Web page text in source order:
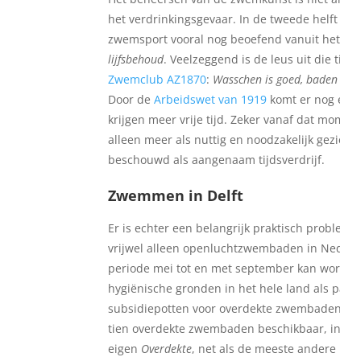
het verdrinkingsgevaar. In de tweede
zwemsport vooral nog beoefend vanuit
lijfsbehoud. Veelzeggend is de leus uit die
Zwemclub AZ1870: Wasschen is goed,
Door deArbeidswet van 1919 komt er nog
krijgen meer vrije tijd. Zeker vanaf dat
alleen meer als nuttig en noodzakelijk
beschouwd als aangenaam tijdsverdrijf.
Zwemmen in Delft
Er is echter een belangrijk praktisch
vrijwel alleen openluchtzwembaden in
periode mei tot en met september kan
hygiënische gronden in het hele land als
subsidiepotten voor overdekte
tien overdekte zwembaden beschikbaar,
eigen Overdekte, net als de meeste